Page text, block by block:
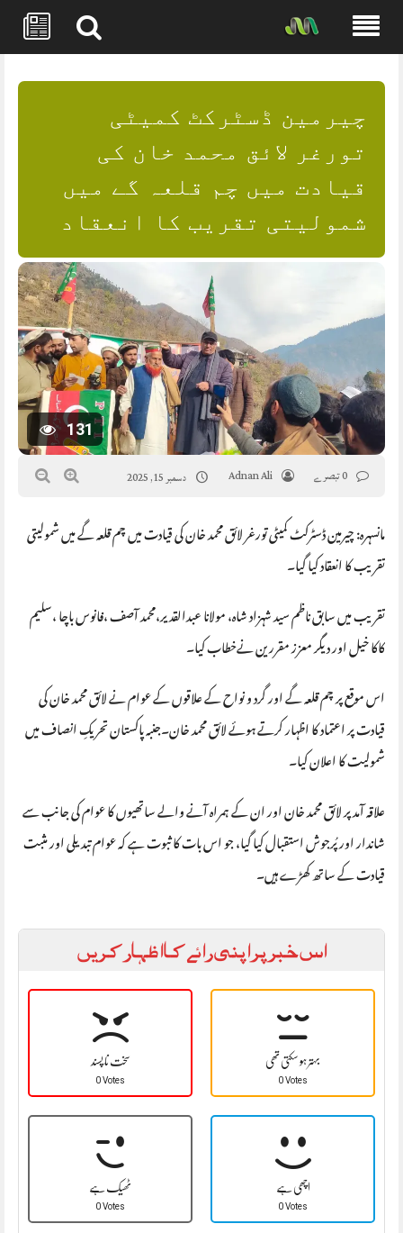
content
چیرمین ڈسٹرکٹ کمیٹی
تورغر لائق محمد خان کی
قیادت میں چم قلعہ گے میں
شمولیتی تقریب کا انعقاد
131
Adnan Ali دسمبر 15, 2025
مانسہرہ: چیرمین ڈسٹرکٹ کمیٹی تورغر لائق محمد خان کی قیادت میں چم قلعہ گے میں شمولیتی
تقریب کا انعقاد کیا گیا۔
تقریب میں سابق ناظم سید شہزاد شاہ، مولانا عبدالقدیر،محمد آصف ،فانوس باچا ،سلیم
کاکا خیل اور دیگر معزز مقررین نےخطاب کیا۔
اس موقع پر چم قلعہ گے اور گرد و نواح کے علاقوں کے عوام نے لائق محمد خان کی
قیادت پر اعتماد کا اظہار کرتے ہوئے لائق محمد خان۔جنبہ پاکستان تحریکِ انصاف میں
شمولیت کا اعلان کیا۔
علاقہ آمد پر لائق محمد خان اور ان کے ہمراہ آنے والے ساتھیوں کا عوام کی جانب سے
شاندار اور پُرجوش استقبال کیا گیا، جو اس بات کا ثبوت ہے کہ عوام تبدیلی اور مثبت
قیادت کے ساتھ کھڑے ہیں۔
اس خبر پر اپنی رائے کا اظہار کریں
سخت نا پسند
0 Votes
بہتر ہو سکتی تھی
0 Votes
ٹھیک ہے
0 Votes
اچھی ہے
0 Votes